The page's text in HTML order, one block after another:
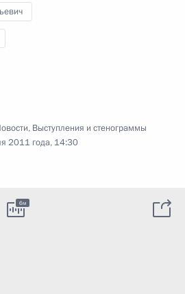
, Выступления и стенограммы
2011 года, 14:30
6м